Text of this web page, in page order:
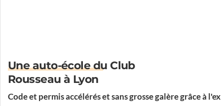
Une auto-école du Club
Rousseau à Lyon
Code et permis accélérés et sans grosse galère grâce à